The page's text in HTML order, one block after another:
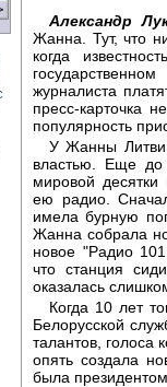
Александр
Жанна. Тут, что
когда
журналиста
пресс-карточка
популярность
У Жанны
властью. Еще до
мировой
ею радио.
имела бурную
Жанна собрала
новое "Радио
что станция
оказалась
Когда 10 лет
Белорусской
талантов, голоса
опять создала
была